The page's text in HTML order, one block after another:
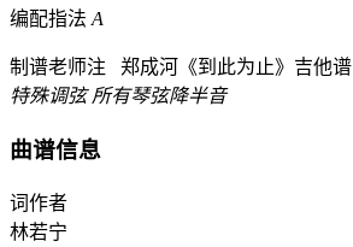
编配指法 A
制谱老师注
郑成河《到此为止》吉他谱
特殊调弦 所有琴弦降半音
曲谱信息
词作者
林若宁